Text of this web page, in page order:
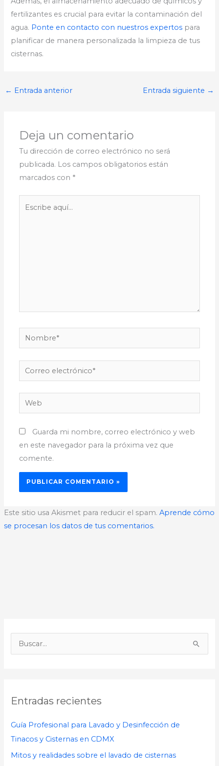
fertilizantes es crucial para evitar la contaminación del
agua. Ponte en contacto con nuestros expertos para
planificar de manera personalizada la limpieza de tus
cisternas.
← Entrada anterior Entrada siguiente →
Deja un comentario
Tu dirección de correo electrónico no será
publicada. Los campos obligatorios están
marcados con *
Nombre*
Correo
electrónico*
Web
Guarda mi nombre, correo electrónico y web
en este navegador para la próxima vez que
comente.
Este sitio usa Akismet para reducir el spam. Aprende cómo
se procesan los datos de tus comentarios.
a
r
Entradas recientes
Guía Profesional para Lavado y Desinfección de
Tinacos y Cisternas en CDMX
Mitos y realidades sobre el lavado de cisternas